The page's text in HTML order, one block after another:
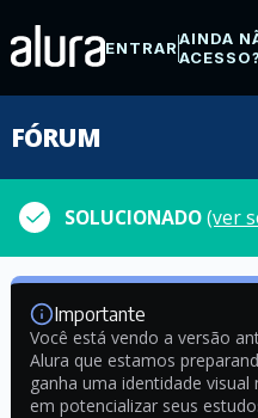
ENTRARAINDA
ACESSO?
FÓRUM
SOLUCIONADO(ver
Importante
Você está vendo a versão
Alura que estamos
ganha uma identidade
em potencializar seus